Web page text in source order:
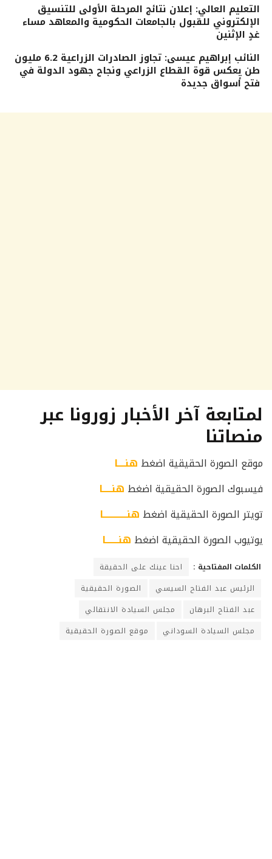
التعليم العالي: إعلان نتائج المرحلة الأولى للتنسيق
الإلكتروني للقبول بالجامعات الحكومية والمعاهد مساء
غدٍ الإثنين
النائب إبراهيم عيسى: تجاوز الصادرات الزراعية 6.2 مليون
طن يعكس قوة القطاع الزراعي ونجاح جهود الدولة في
فتح أسواق جديدة
لمتابعة آخر الأخبار زورونا عبر
منصاتنا
موقع الصورة الحقيقية اضغط هنــــا
فيسبوك الصورة الحقيقية اضغط هنـــــا
تويتر الصورة الحقيقية اضغط هنـــــــــــــا
يوتيوب الصورة الحقيقية اضغط هنـــــــا
الكلمات المفتاحية :
احنا عينك على الحقيقة
الرئيس عبد الفتاح السيسي
الصورة الحقيقية
عبد الفتاح البرهان
مجلس السيادة الانتقالي
مجلس السيادة السوداني
موقع الصورة الحقيقية